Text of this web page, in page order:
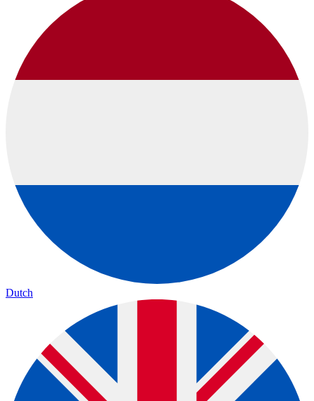
Dutch